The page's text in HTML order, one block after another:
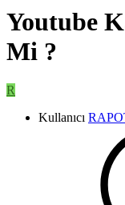
Youtube
Mi ?
R
Kullanıcı